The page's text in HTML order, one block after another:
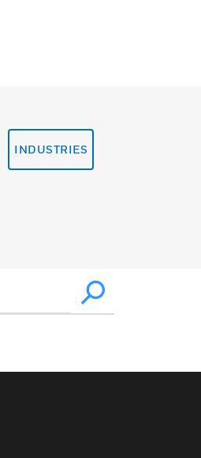
INDUSTRIES